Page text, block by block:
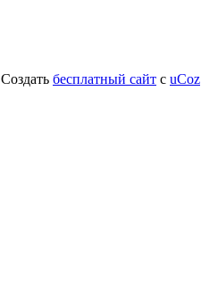
Создать бесплатный сайт с uCoz